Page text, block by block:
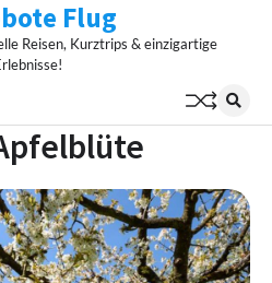
Flug
Reisen, Kurztrips & einzigartige